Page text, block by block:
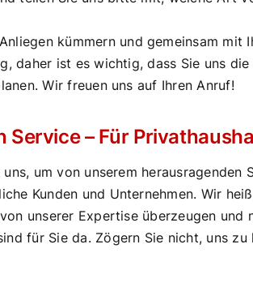
kümmern und gemeinsam mit
daher ist es wichtig, dass Sie uns
Wir freuen uns auf Ihren Anruf!
– Für
um von unserem
Kunden und Unternehmen. Wir
unserer Expertise überzeugen
für Sie da. Zögern Sie nicht, uns